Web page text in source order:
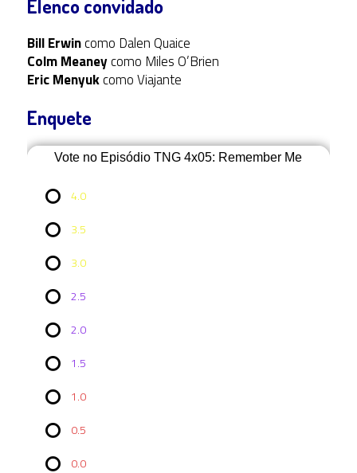
Elenco convidado
Bill Erwincomo Dalen Quaice
Colm Meaneycomo Miles O’Brien
Eric Menyukcomo Viajante
Enquete
Vote no Episódio TNG 4x05: Remember Me
4.0
3.5
3.0
2.5
2.0
1.5
1.0
0.5
0.0